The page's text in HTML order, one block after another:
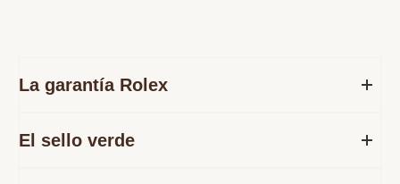
La garantía Rolex
El sello verde